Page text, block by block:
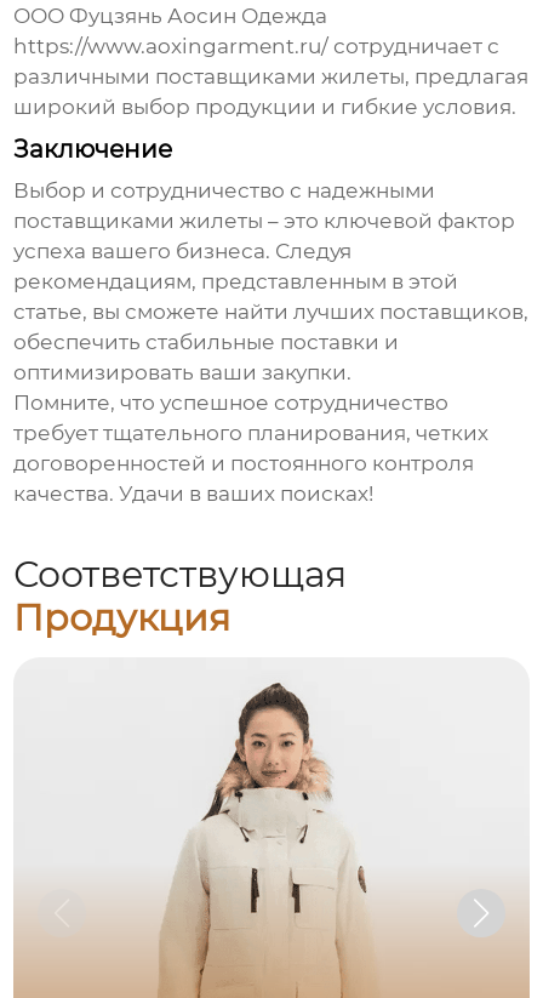
ООО Фуцзянь Аосин Одежда
https://www.aoxingarment.ru/ сотрудничает с
различными поставщиками жилеты, предлагая
широкий выбор продукции и гибкие условия.
Заключение
Выбор и сотрудничество с надежными
поставщиками жилеты – это ключевой фактор
успеха вашего бизнеса. Следуя
рекомендациям, представленным в этой
статье, вы сможете найти лучших поставщиков,
обеспечить стабильные поставки и
оптимизировать ваши закупки.
Помните, что успешное сотрудничество
требует тщательного планирования, четких
договоренностей и постоянного контроля
качества. Удачи в ваших поисках!
Соответствующая
Продукция